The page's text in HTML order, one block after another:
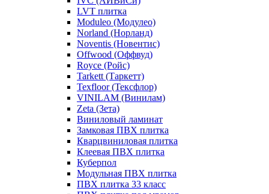
LVT плитка
Moduleo (Модулео)
Norland (Норланд)
Noventis (Новентис)
Offwood (Оффвуд)
Royce (Ройс)
Tarkett (Таркетт)
Texfloor (Тексфлор)
VINILAM (Винилам)
Zeta (Зета)
Виниловый ламинат
Замковая ПВХ плитка
Кварцвиниловая плитка
Клеевая ПВХ плитка
Куберпол
Модульная ПВХ плитка
ПВХ плитка 33 класс